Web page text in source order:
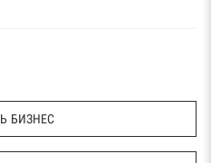
БИЗНЕС